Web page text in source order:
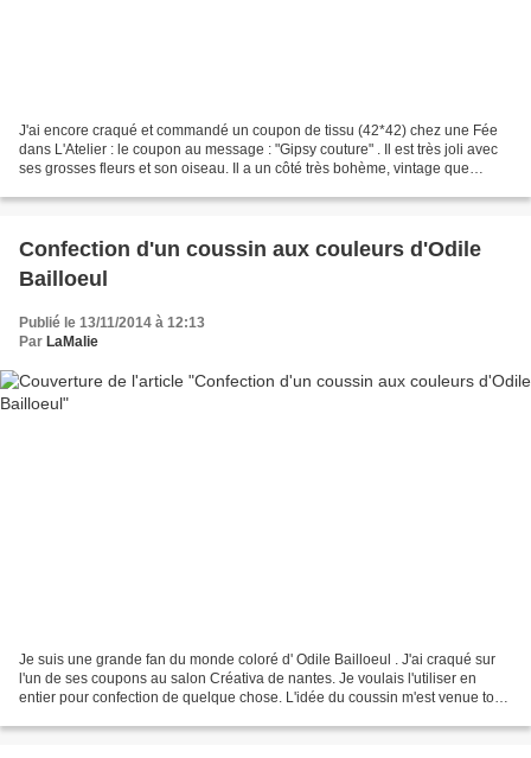
J'ai encore craqué et commandé un coupon de tissu (42*42) chez une Fée
dans L'Atelier : le coupon au message : "Gipsy couture" . Il est très joli avec
ses grosses fleurs et son oiseau. Il a un côté très bohème, vintage que
Confection d'un coussin aux couleurs d'Odile
Bailloeul
Publié le 13/11/2014 à 12:13
Par LaMalie
Je suis une grande fan du monde coloré d' Odile Bailloeul . J'ai craqué sur
l'un de ses coupons au salon Créativa de nantes. Je voulais l'utiliser en
entier pour confection de quelque chose. L'idée du coussin m'est venue tout